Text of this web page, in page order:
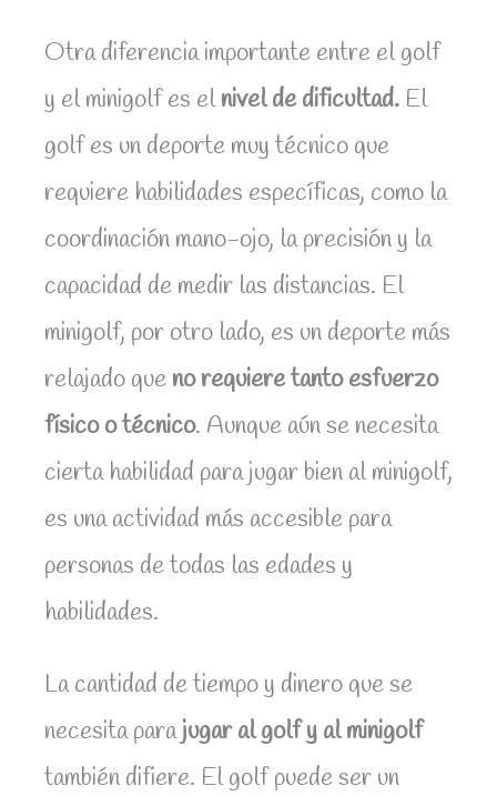
Otra diferencia importante entre el golf
y el minigolf es elnivel de dificultad. El
golf es un deporte muy técnico que
requiere habilidades específicas, como la
coordinación mano-ojo, la precisión y la
capacidad de medir las distancias. El
minigolf, por otro lado, es un deporte más
relajado que no requiere tanto esfuerzo
físico o técnico. Aunque aún se necesita
cierta habilidad para jugar bien al minigolf,
es una actividad más accesible para
personas de todas las edades y
habilidades.
La cantidad de tiempo y dinero que se
necesita parajugar al golf y al minigolf
también difiere. El golf puede ser un